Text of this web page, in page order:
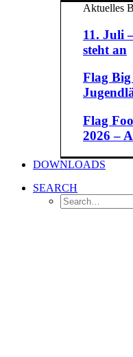
Aktuelles
11. Juli
steht an
Flag Big
Flag
2026 –
DOWNLOADS
SEARCH